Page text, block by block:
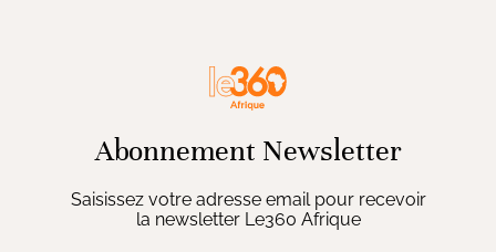
Abonnement Newsletter
Saisissez votre adresse email pour recevoir
la newsletter Le360 Afrique